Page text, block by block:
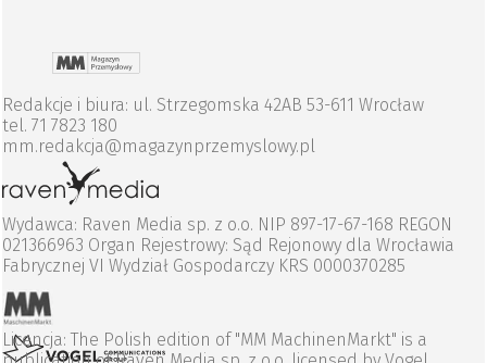
Redakcje i biura: ul. Strzegomska 42AB 53-611 Wrocław
tel. 71 7823 180
mm.redakcja@magazynprzemyslowy.pl
Wydawca: Raven Media sp. z o.o. NIP 897-17-67-168 REGON
021366963 Organ Rejestrowy: Sąd Rejonowy dla Wrocławia
Fabrycznej VI Wydział Gospodarczy KRS 0000370285
Licencja: The Polish edition of "MM MachinenMarkt" is a